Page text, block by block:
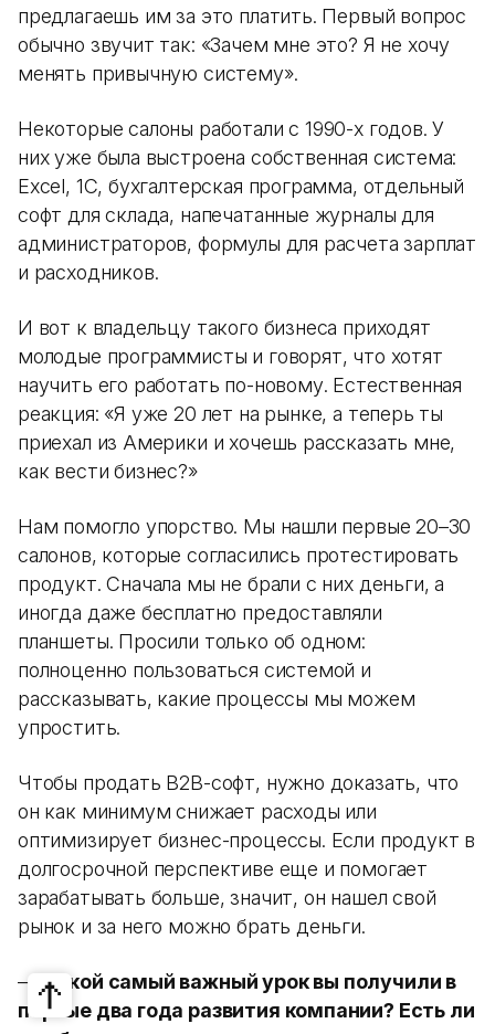
предлагаешь им за это платить. Первый вопрос
обычно звучит так: «Зачем мне это? Я не хочу
менять привычную систему».
Некоторые салоны работали с 1990-х годов. У
них уже была выстроена собственная система:
Excel, 1С, бухгалтерская программа, отдельный
софт для склада, напечатанные журналы для
администраторов, формулы для расчета зарплат
и расходников.
И вот к владельцу такого бизнеса приходят
молодые программисты и говорят, что хотят
научить его работать по-новому. Естественная
реакция: «Я уже 20 лет на рынке, а теперь ты
приехал из Америки и хочешь рассказать мне,
как вести бизнес?»
Нам помогло упорство. Мы нашли первые 20–30
салонов, которые согласились протестировать
продукт. Сначала мы не брали с них деньги, а
иногда даже бесплатно предоставляли
планшеты. Просили только об одном:
полноценно пользоваться системой и
рассказывать, какие процессы мы можем
упростить.
Чтобы продать B2B-софт, нужно доказать, что
он как минимум снижает расходы или
оптимизирует бизнес-процессы. Если продукт в
долгосрочной перспективе еще и помогает
зарабатывать больше, значит, он нашел свой
рынок и за него можно брать деньги.
— Какой самый важный урок вы получили в
первые два года развития компании? Есть ли